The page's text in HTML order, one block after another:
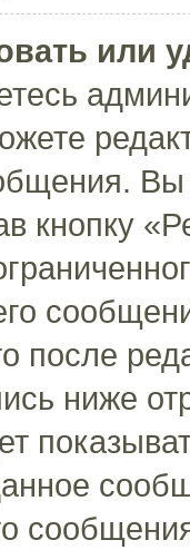
или
Вы
кнопку
после
ниже